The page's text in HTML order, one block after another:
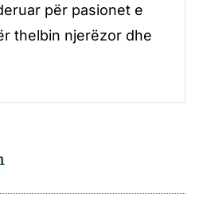
për pasionet e
thelbin njerëzor dhe